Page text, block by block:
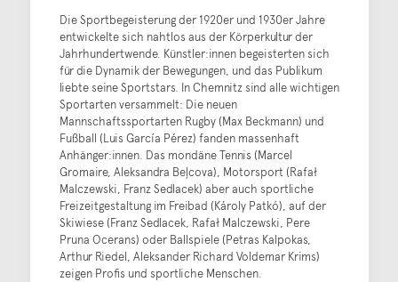
Die Sportbegeisterung der 1920er und 1930er Jahre
entwickelte sich nahtlos aus der Körperkultur der
Jahrhundertwende. Künstler:innen begeisterten sich
für die Dynamik der Bewegungen, und das Publikum
liebte seine Sportstars. In Chemnitz sind alle wichtigen
Sportarten versammelt: Die neuen
Mannschaftssportarten Rugby (Max Beckmann) und
Fußball (Luis García Pérez) fanden massenhaft
Anhänger:innen. Das mondäne Tennis (Marcel
Gromaire, Aleksandra Beļcova), Motorsport (Rafał
Malczewski, Franz Sedlacek) aber auch sportliche
Freizeitgestaltung im Freibad (Károly Patkó), auf der
Skiwiese (Franz Sedlacek, Rafał Malczewski, Pere
Pruna Ocerans) oder Ballspiele (Petras Kalpokas,
Arthur Riedel, Aleksander Richard Voldemar Krims)
zeigen Profis und sportliche Menschen.